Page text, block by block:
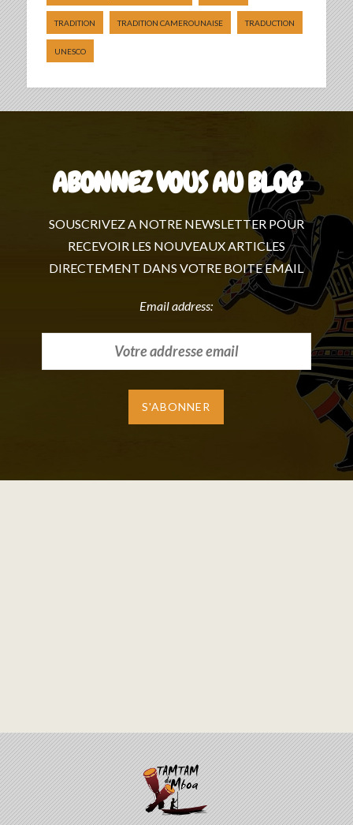
TRADITION TRADITION CAMEROUNAISE TRADUCTION
UNESCO
ABONNEZ VOUS AU BLOG
SOUSCRIVEZ A NOTRE NEWSLETTER POUR
RECEVOIR LES NOUVEAUX ARTICLES
DIRECTEMENT DANS VOTRE BOITE EMAIL
Email address: